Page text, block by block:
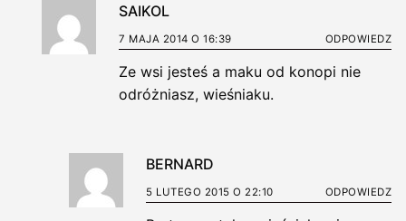
SAIKOL
7 MAJA 2014 O 16:39 ODPOWIEDZ
Ze wsi jesteś a maku od konopi nie
odróżniasz, wieśniaku.
BERNARD
5 LUTEGO 2015 O 22:10 ODPOWIEDZ